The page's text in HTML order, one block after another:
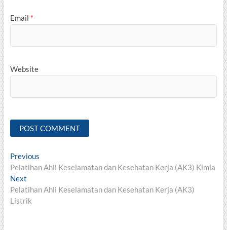
Email *
Website
Post
navigation
PreviousPrevious
post:
Pelatihan Ahli Keselamatan dan Kesehatan Kerja (AK3) Kimia
NextNext
post:
Pelatihan Ahli Keselamatan dan Kesehatan Kerja (AK3)
Listrik